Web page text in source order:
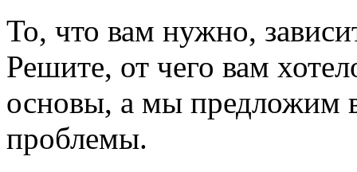
То, что вам нужно,
Решите, от чего вам
основы, а мы предложим
проблемы.